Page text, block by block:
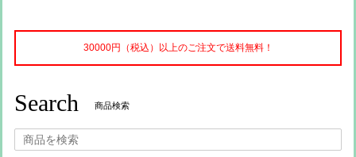
30000円（税込）以上のご注文で送料無料！
Search 商品検索